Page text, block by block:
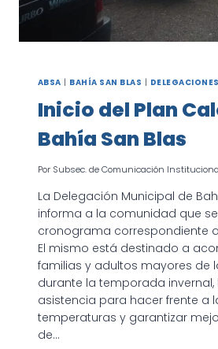
ABSA | BAHÍA SAN BLAS | DELEGACIONES
Inicio del Plan
Bahía San Blas
Por Subsec. de Comunicación
La Delegación Municipal de
informa a la comunidad que
cronograma correspondiente
El mismo está destinado a
familias y adultos mayores de
durante la temporada
asistencia para hacer frente a
temperaturas y garantizar
de…